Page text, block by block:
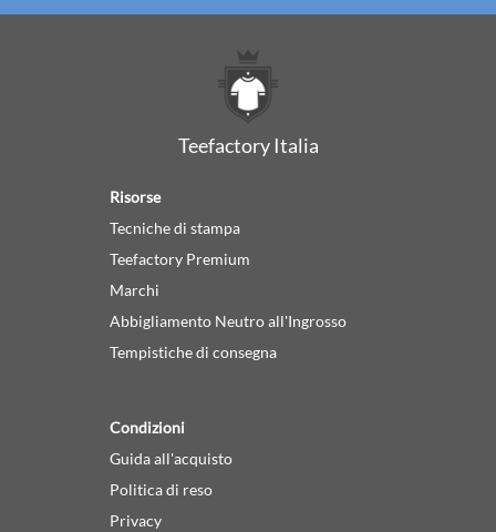
Teefactory Italia
Risorse
Tecniche di stampa
Teefactory Premium
Marchi
Abbigliamento Neutro all'Ingrosso
Tempistiche di consegna
Condizioni
Guida all'acquisto
Politica di reso
Privacy